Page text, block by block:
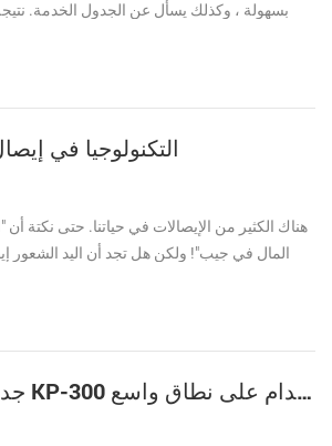
التكنولوجيا في
هناك الكثير من الإيصالات في حياتنا. حتى نكتة
المال في جيب"! ولكن هل تجد أن اليد الشعور
جديد كشك الطابعة KP-300 في استخدام على نطاق واسع